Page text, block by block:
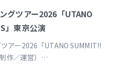
グツアー2026「UTANO
」東京公演
アー2026「UTANO SUMMIT!!
作／運営）